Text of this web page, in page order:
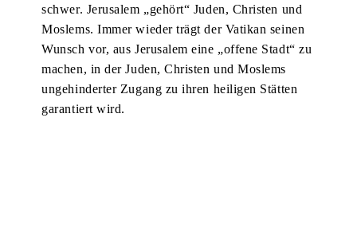
schwer. Jerusalem „gehört“ Juden, Christen und
Moslems. Immer wieder trägt der Vatikan seinen
Wunsch vor, aus Jerusalem eine „offene Stadt“ zu
machen, in der Juden, Christen und Moslems
ungehinderter Zugang zu ihren heiligen Stätten
garantiert wird.